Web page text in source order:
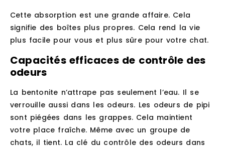
Cette absorption est une grande affaire. Cela
signifie des boîtes plus propres. Cela rend la vie
plus facile pour vous et plus sûre pour votre chat.
Capacités efficaces de contrôle des
odeurs
La bentonite n’attrape pas seulement l’eau. Il se
verrouille aussi dans les odeurs. Les odeurs de pipi
sont piégées dans les grappes. Cela maintient
votre place fraîche. Même avec un groupe de
chats, il tient. La clé du contrôle des odeurs dans